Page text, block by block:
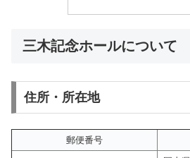
三木記念ホールについて
住所・所在地
郵便番号